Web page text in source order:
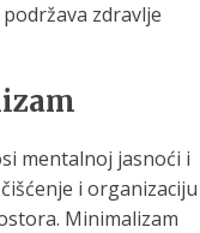
zdravlje
mentalnoj jasnoći i
i organizaciju
Minimalizam